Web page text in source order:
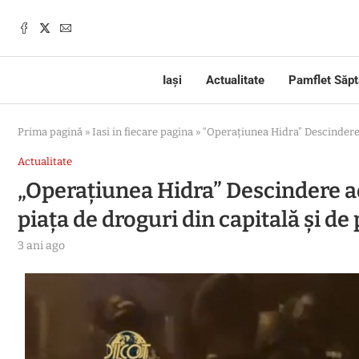
Iași Actualitate Pamflet
Prima pagină » Iasi in fiecare pagina » “Operațiunea Hidra”
Actualitate
„Operațiunea Hidra”
piața de droguri din capitală și de
3 ani ago